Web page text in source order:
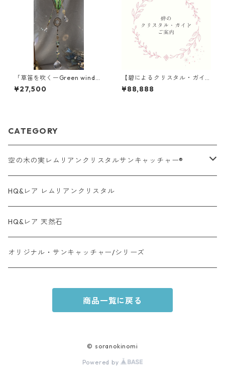
「草笛を吹くーGreen wind
~」【空の木の実 Lemurian
CrystalSuncatcher®︎】新作
¥27,500
【碧によるクリスタル・ガイ
ド】のご案内
¥88,888
CATEGORY
空の木の実レムリアンクリスタルサンキャッチャー®︎
オーラクォーツ系・タイプ
レムリアンクリスタル・タイプ
レア天然石・タイプ
HQ&レア レムリアンクリスタル
HQ&レア 天然石
オリジナル・サンキャッチャー/シリーズ
商品一覧に戻る
© soranokinomi
Powered by